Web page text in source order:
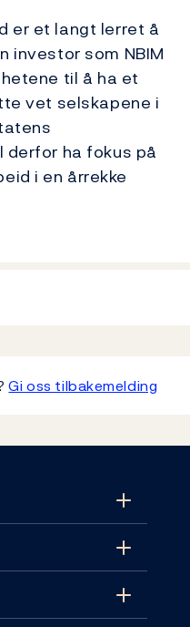
er et langt lerret å
investor som NBIM
til å ha et
vet selskapene i
derfor ha fokus på
i en årrekke
Gi oss tilbakemelding